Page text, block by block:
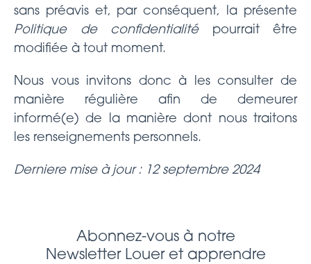
sans préavis et, par conséquent, la présente
Politique de confidentialitépourrait être
modifiée à tout moment.
Nous vous invitons donc à les consulter de
manière régulière afin de demeurer
informé(e) de la manière dont nous traitons
les renseignements personnels.
Derniere mise à jour : 12 septembre 2024
Abonnez-vous à notre
Newsletter Louer et apprendre